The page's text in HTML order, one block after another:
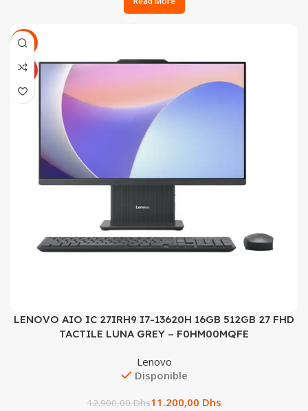
SALE
NEUF
LENOVO AIO IC 27IRH9 I7-13620H 16GB 512GB 27 FHD
TACTILE LUNA GREY – F0HM00MQFE
Lenovo
Disponible
12.900,00Dhs11.200,00 Dhs